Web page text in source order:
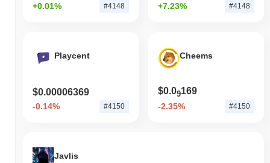
+0.01% #4148 +7.23% #4148
Playcent
$0.00006369
-0.14% #4150
Cheems
$0.09169
-2.35% #4150
Javlis